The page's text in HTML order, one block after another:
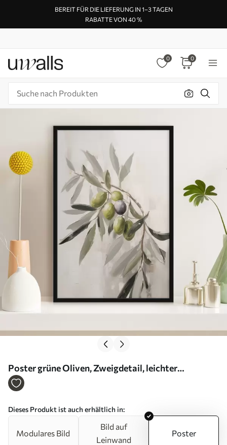
BEREIT FÜR DIE LIEFERUNG IN 1–3 TAGEN
RABATTE VON 40 %
0 0
Poster grüne Oliven, Zweigdetail, leichter
Hintergrund, organisch, natürliche Palette, rustikal
Dieses Produkt ist auch erhältlich in:
Modulares Bild
Bild auf
Leinwand
Poster